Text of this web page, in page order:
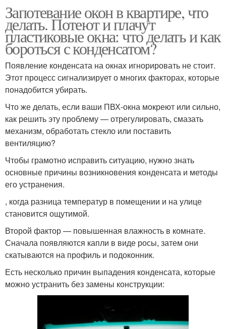
Запотевание окон в квартире, что
делать. Потеют и плачут
пластиковые окна: что делать и как
бороться с конденсатом?
Появление конденсата на окнах игнорировать не стоит.
Этот процесс сигнализирует о многих факторах, которые
понадобится убирать.
Что же делать, если ваши ПВХ-окна мокреют или сильно,
как решить эту проблему — отрегулировать, смазать
механизм, обработать стекло или поставить
вентиляцию?
Чтобы грамотно исправить ситуацию, нужно знать
основные причины возникновения конденсата и методы
его устранения.
, когда разница температур в помещении и на улице
становится ощутимой.
Второй фактор — повышенная влажность в комнате.
Сначала появляются капли в виде росы, затем они
скатываются на профиль и подоконник.
Есть несколько причин выпадения конденсата, которые
можно устранить без замены конструкции: